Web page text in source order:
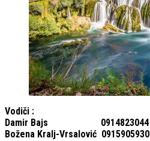
Vodiči :
Damir Bajs 0914823044
Božena Kralj-Vrsalović 0915905930